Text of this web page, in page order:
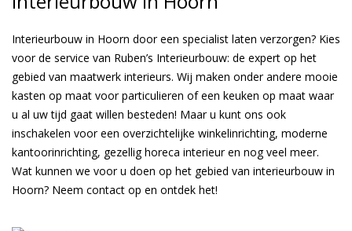
Interieurbouw in Hoorn door een specialist laten verzorgen? Kies
voor de service van Ruben’s Interieurbouw: de expert op het
gebied van maatwerk interieurs. Wij maken onder andere mooie
kasten op maat voor particulieren of een keuken op maat waar
u al uw tijd gaat willen besteden! Maar u kunt ons ook
inschakelen voor een overzichtelijke winkelinrichting, moderne
kantoorinrichting, gezellig horeca interieur en nog veel meer.
Wat kunnen we voor u doen op het gebied van interieurbouw in
Hoorn? Neem contact op en ontdek het!